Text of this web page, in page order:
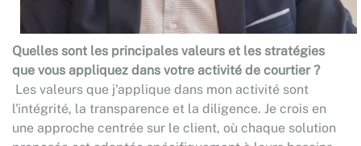
Quelles sont les principales valeurs et les stratégies
que vous appliquez dans votre activité de courtier ?
Les valeurs que j'applique dans mon activité sont
l'intégrité, la transparence et la diligence. Je crois en
une approche centrée sur le client, où chaque solution